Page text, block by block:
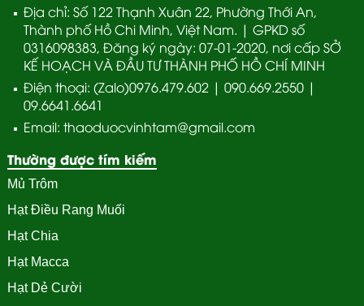
Địa chỉ: Số 122 Thạnh Xuân 22, Phường Thới An,
Thành phố Hồ Chi Minh, Việt Nam. | GPKD số
0316098383, Đăng ký ngày: 07-01-2020, nơi cấp SỞ
KẾ HOẠCH VÀ ĐẦU TƯ THÀNH PHỐ HỒ CHÍ MINH
Điện thoại: (Zalo)0976.479.602 | 090.669.2550 |
09.6641.6641
Email: thaoduocvinhtam@gmail.com
Thường được tím kiếm
Mủ Trôm
Hạt Điều Rang Muối
Hạt Chia
Hạt Macca
Hạt Dẻ Cười